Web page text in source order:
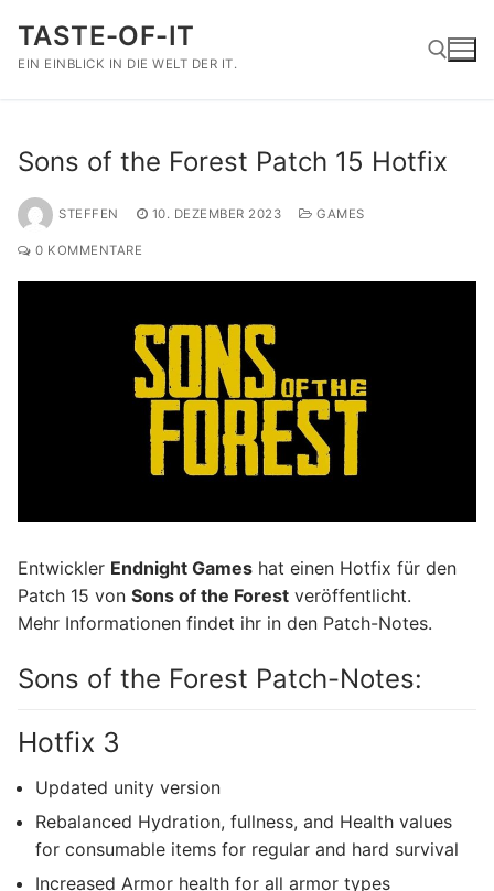
Inhalt
springen
TASTE-OF-IT
EIN EINBLICK IN DIE WELT DER IT.
Sons of the Forest Patch 15 Hotfix
STEFFEN 10. DEZEMBER 2023 GAMES
0 KOMMENTARE
Entwickler Endnight Games hat einen Hotfix für den
Patch 15 von Sons of the Forest veröffentlicht.
Mehr Informationen findet ihr in den Patch-Notes.
Sons of the Forest Patch-Notes:
Hotfix 3
Updated unity version
Rebalanced Hydration, fullness, and Health values
for consumable items for regular and hard survival
Increased Armor health for all armor types